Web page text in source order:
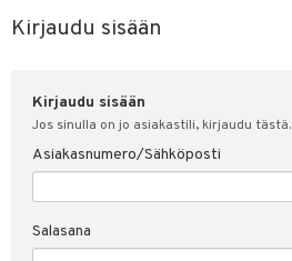
Luontaistuotteet
Fitness
Koti & Sisustus
Lelut, Lapsi & Vauva
Tuotemerkkejä
Kirjaudu sisään
Kirjaudu sisään
Jos sinulla on jo asiakastili, kirjaudu tästä.
Asiakasnumero/Sähköposti
Salasana
& vastauksia
myyntiehdot